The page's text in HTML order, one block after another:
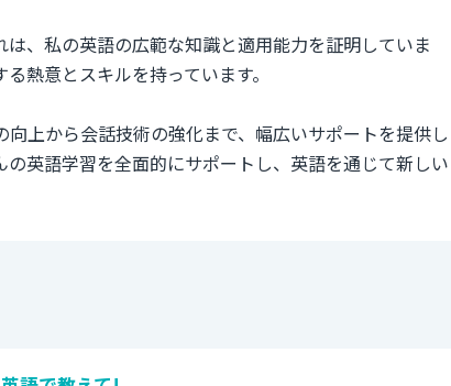
、私の英語の広範な知識と適用能力を証明していま
熱意とスキルを持っています。
上から会話技術の強化まで、幅広いサポートを提供し
英語学習を全面的にサポートし、英語を通じて新しい